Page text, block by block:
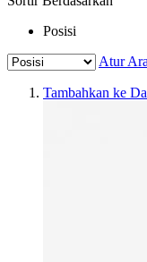
Posisi
Atur
Tambahkan ke